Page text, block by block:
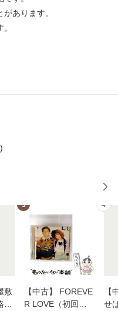
あります。
敷
3
【中古】 FOREVE
R LOVE（初回生
4
【
せ